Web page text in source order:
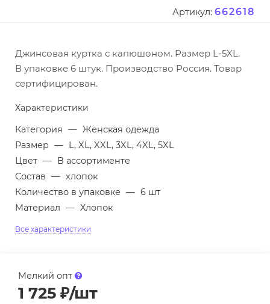
Артикул: 662618
Джинсовая куртка с капюшоном. Размер L-5XL.
В упаковке 6 штук. Производство Россия. Товар
сертифицирован.
Характеристики
Категория — Женская одежда
Размер — L, XL, XXL, 3XL, 4XL, 5XL
Цвет — В ассортименте
Состав — хлопок
Количество в упаковке — 6 шт
Материал — Хлопок
Все характеристики
Мелкий опт
1 725 ₽/шт